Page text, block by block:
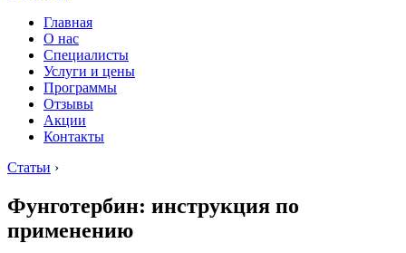
Главная
О нас
Cпециалисты
Услуги и цены
Программы
Отзывы
Акции
Контакты
Статьи ›
Фунготербин: инструкция по
применению